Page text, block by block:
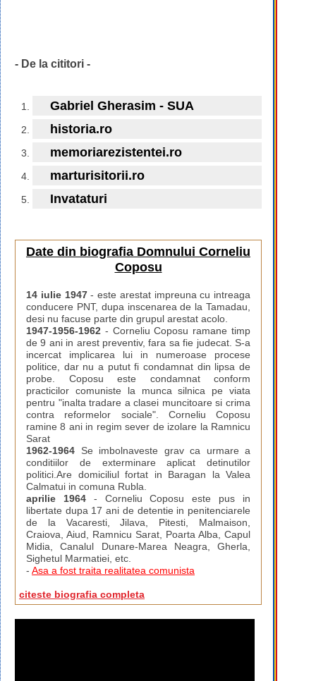
- De la cititori -
Gabriel Gherasim - SUA
historia.ro
memoriarezistentei.ro
marturisitorii.ro
Invataturi
Date din biografia Domnului Corneliu
Coposu
14 iulie 1947- este arestat impreuna cu intreaga
conducere PNT, dupa inscenarea de la Tamadau,
desi nu facuse parte din grupul arestat acolo.
1947-1956-1962 - Corneliu Coposu ramane timp
de 9 ani in arest preventiv, fara sa fie judecat. S-a
incercat implicarea lui in numeroase procese
politice, dar nu a putut fi condamnat din lipsa de
probe. Coposu este condamnat conform
practicilor comuniste la munca silnica pe viata
pentru "inalta tradare a clasei muncitoare si crima
contra reformelor sociale". Corneliu Coposu
ramine 8 ani in regim sever de izolare la Ramnicu
Sarat
1962-1964 Se imbolnaveste grav ca urmare a
conditiilor de exterminare aplicat detinutilor
politici.Are domiciliul fortat in Baragan la Valea
Calmatui in comuna Rubla.
aprilie 1964- Corneliu Coposu este pus in
libertate dupa 17 ani de detentie in penitenciarele
de la Vacaresti, Jilava, Pitesti, Malmaison,
Craiova, Aiud, Ramnicu Sarat, Poarta Alba, Capul
Midia, Canalul Dunare-Marea Neagra, Gherla,
Sighetul Marmatiei, etc.
- Asa a fost traita realitatea comunista
citeste biografia completa